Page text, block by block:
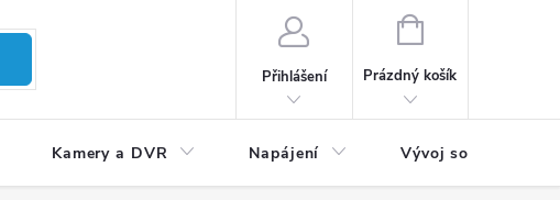
Přihlášení
NÁKUPNÍ
Prázdný košík
Kamery a DVR Napájení Vývoj software